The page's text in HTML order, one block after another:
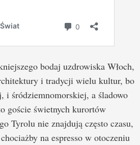
bodaj uzdrowiska Włoch,
i tradycji wielu kultur, bo
i śródziemnomorskiej, a śladowo
goście świetnych kurortów
Tyrolu nie znajdują często czasu,
na espresso w otoczeniu